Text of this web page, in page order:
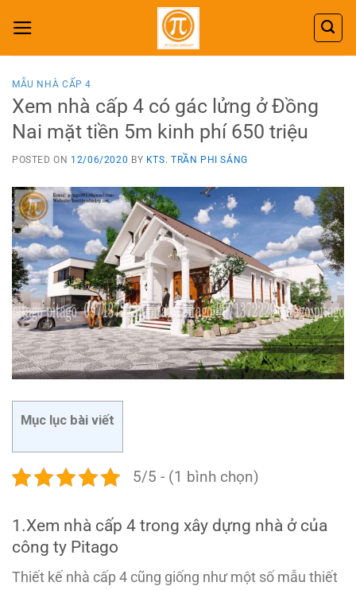
content
MẪU NHÀ CẤP 4
Xem nhà cấp 4 có gác lửng ở Đồng
Nai mặt tiền 5m kinh phí 650 triệu
POSTED ON 12/06/2020 BY KTS. TRẦN PHI SÁNG
Mục lục bài viết
5/5 - (1 bình chọn)
1.Xem nhà cấp 4 trong xây dựng nhà ở của
công ty Pitago
Thiết kế nhà cấp 4 cũng giống như một số mẫu thiết